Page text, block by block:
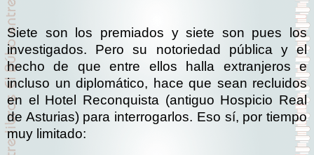
Siete son los premiados y siete son pues los
investigados. Pero su notoriedad pública y el
hecho de que entre ellos halla extranjeros e
incluso un diplomático, hace que sean recluidos
en el Hotel Reconquista (antiguo Hospicio Real
de Asturias) para interrogarlos. Eso sí, por tiempo
muy limitado: